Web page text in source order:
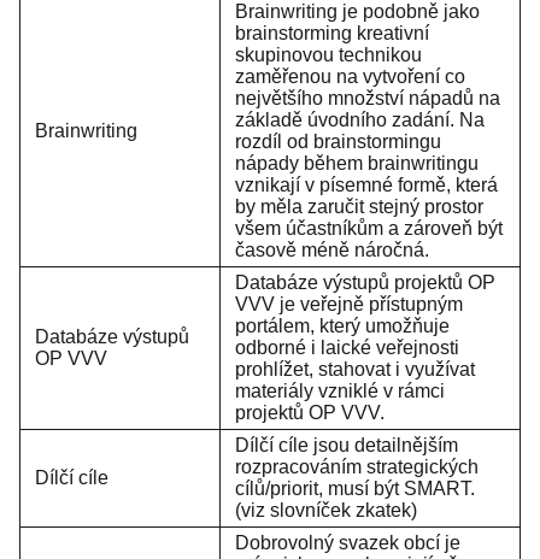
Brainwriting
Brainwriting je podobně jako
brainstorming kreativní
skupinovou technikou
zaměřenou na vytvoření co
největšího množství nápadů na
základě úvodního zadání. Na
rozdíl od brainstormingu
nápady během brainwritingu
vznikají v písemné formě, která
by měla zaručit stejný prostor
všem účastníkům a zároveň být
časově méně náročná.
Databáze výstupů
OP VVV
Databáze výstupů projektů OP
VVV je veřejně přístupným
portálem, který umožňuje
odborné i laické veřejnosti
prohlížet, stahovat i využívat
materiály vzniklé v rámci
projektů OP VVV.
Dílčí cíle
Dílčí cíle jsou detailnějším
rozpracováním strategických
cílů/priorit, musí být SMART.
(viz slovníček zkatek)
Dobrovolný svazek obcí je